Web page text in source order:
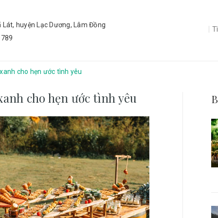
Lát, huyện Lạc Dương, Lâm Đồng
cho hẹn ước tình yêu
cho hẹn ước tình yêu